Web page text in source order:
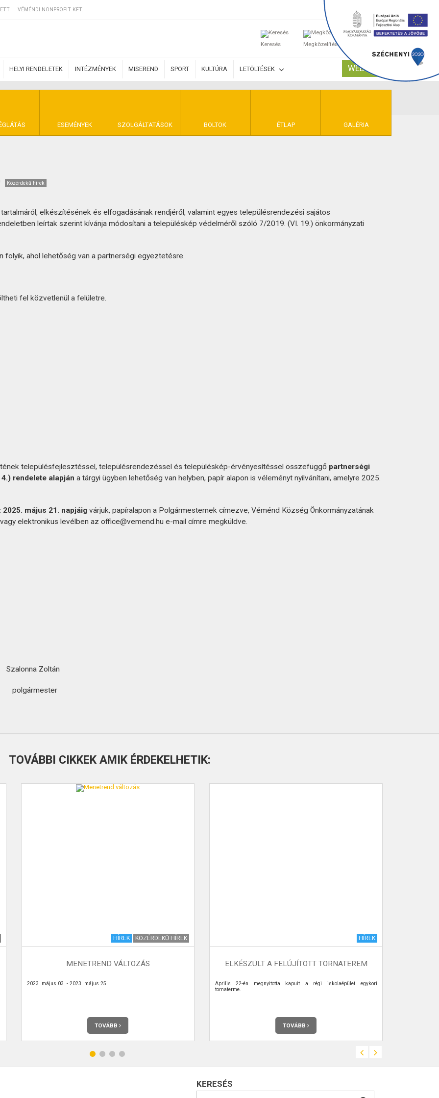
VÉMÉNDI NONPROFIT KFT.
Keresés Megközelítés
0
HELYI RENDELETEK INTÉZMÉNYEK MISEREND SPORT KULTÚRA LETÖLTÉSEK WEBSHOP
ESEMÉNYEK SZOLGÁLTATÁSOK BOLTOK ÉTLAP GALÉRIA
FELTÉTELEK
VÉMÉND
Közérdekű hírek
elkészítésének és elfogadásának rendjéről, valamint egyes településrendezési sajátos
leírtak szerint kívánja módosítani a településkép védelméről szóló 7/2019. (VI. 19.) önkormányzati
ahol lehetőség van a partnerségi egyeztetésre.
fel közvetlenül a felületre.
településfejlesztéssel, településrendezéssel és településkép-érvényesítéssel összefüggő partnerségi
rendelete alapján a tárgyi ügyben lehetőség van helyben, papír alapon is véleményt nyilvánítani, amelyre 2025.
május 21. napjáig várjuk, papíralapon a Polgármesternek címezve, Véménd Község Önkormányzatának
elektronikus levélben az office@vemend.hu e-mail címre megküldve.
TOVÁBBI CIKKEK AMIK ÉRDEKELHETIK:
HÍREK KÖZÉRDEKŰ HÍREK
MENETREND VÁLTOZÁS
2023. május 03. - 2023. május 25.
TOVÁBB
HÍREK
ELKÉSZÜLT A FELÚJÍTOTT TORNATEREM
Április 22-én megnyitotta kapuit a régi iskolaépület egykori
tornaterme.
TOVÁBB
KERESÉS